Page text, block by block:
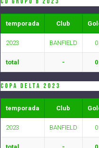
temporada Club
2023 BANFIELD 0
total - 0
COPA DELTA 2023
temporada Club
2023 BANFIELD 0